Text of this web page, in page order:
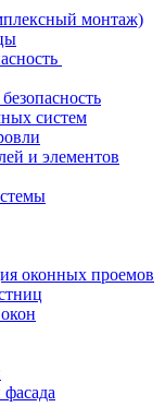
монтаж)
систем
и элементов
оконных проемов